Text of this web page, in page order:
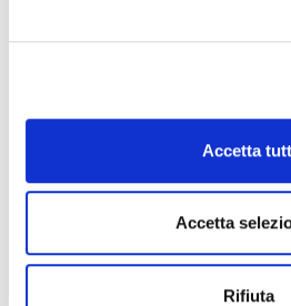
Accetta
Accetta
Rifiuta